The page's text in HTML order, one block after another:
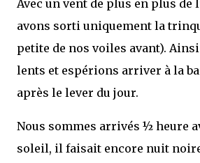
Avec un vent de plus en plus de
avons sorti uniquement la
petite de nos voiles avant).
lents et espérions arriver à la
après le lever du jour.
Nous sommes arrivés ½ heure
soleil, il faisait encore nuit